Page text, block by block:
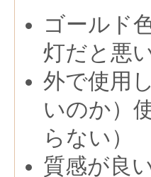
ゴールド
灯だと悪い
外で使用
いのか）
らない）
質感が良